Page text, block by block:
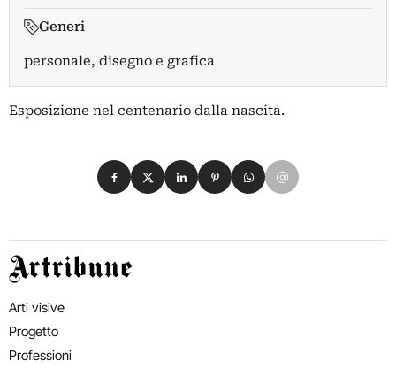
Generi
personale, disegno e grafica
Esposizione nel centenario dalla nascita.
Condividi su Facebook
Condividi su X
Condividi su LinkedIn
Condividi su Pinterest
Condividi su WhatsApp
Condividi su Email
Artribune
Arti visive
Progetto
Professioni